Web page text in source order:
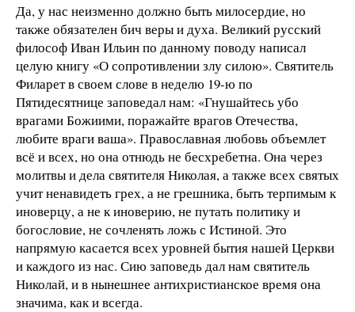
Да, у нас неизменно должно быть милосердие, но
также обязателен бич веры и духа. Великий русский
философ Иван Ильин по данному поводу написал
целую книгу «О сопротивлении злу силою». Святитель
Филарет в своем слове в неделю 19-ю по
Пятидесятнице заповедал нам: «Гнушайтесь убо
врагами Божиими, поражайте врагов Отечества,
любите враги ваша». Православная любовь объемлет
всё и всех, но она отнюдь не бесхребетна. Она через
молитвы и дела святителя Николая, а также всех святых
учит ненавидеть грех, а не грешника, быть терпимым к
иноверцу, а не к иноверию, не путать политику и
богословие, не сочленять ложь с Истиной. Это
напрямую касается всех уровней бытия нашей Церкви
и каждого из нас. Сию заповедь дал нам святитель
Николай, и в нынешнее антихристианское время она
значима, как и всегда.